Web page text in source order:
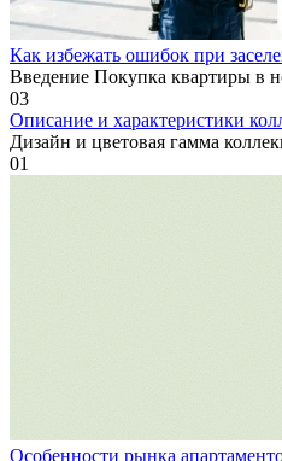
Как избежать ошибок при
Введение Покупка квартиры в
03
Описание и характеристики
Дизайн и цветовая гамма
01
Особенности рынка